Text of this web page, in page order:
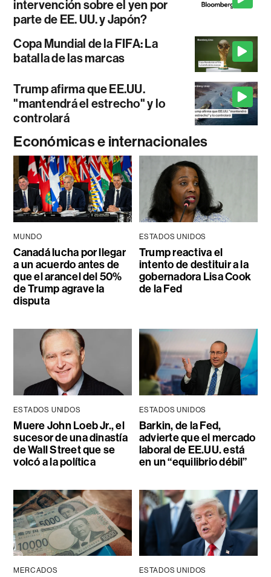
intervención sobre el yen por
parte de EE. UU. y Japón?
Copa Mundial de la FIFA: La
batalla de las marcas
Trump afirma que EE.UU.
"mantendrá el estrecho" y lo
controlará
Económicas e internacionales
MUNDO
Canadá lucha por llegar
a un acuerdo antes de
que el arancel del 50%
de Trump agrave la
disputa
ESTADOS UNIDOS
Trump reactiva el
intento de destituir a la
gobernadora Lisa Cook
de la Fed
ESTADOS UNIDOS
Muere John Loeb Jr., el
sucesor de una dinastía
de Wall Street que se
volcó a la política
ESTADOS UNIDOS
Barkin, de la Fed,
advierte que el mercado
laboral de EE.UU. está
en un “equilibrio débil”
MERCADOS ESTADOS UNIDOS